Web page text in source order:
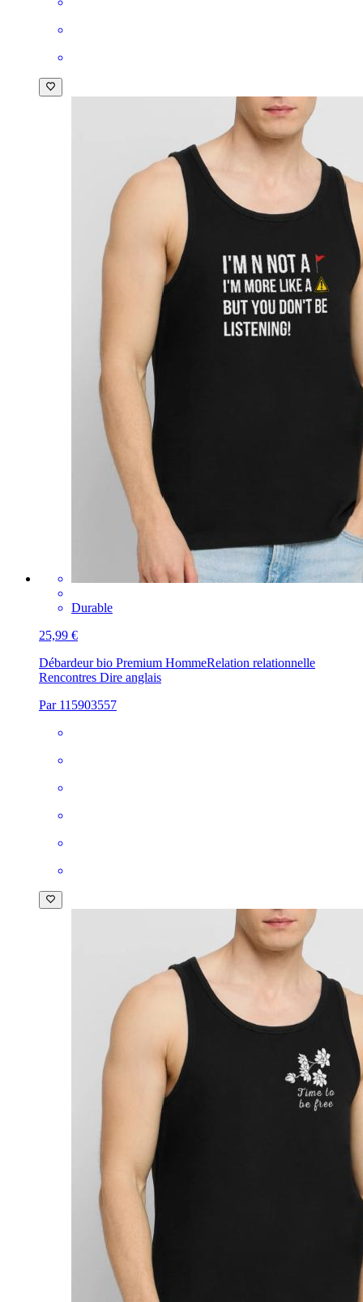
Durable
25,99 €
Débardeur bio Premium HommeRelation relationnelle
Rencontres Dire anglais
Par 115903557